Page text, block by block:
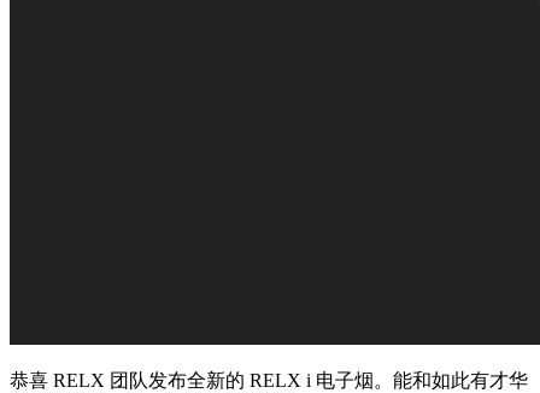
恭喜 RELX 团队发布全新的 RELX i 电子烟。能和如此有才华